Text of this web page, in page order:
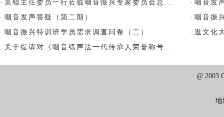
· 吴锟主任委员一行莅临咽音振兴专家委员会总... · 咽音发
· 咽音发声答疑（第二期） · 咽音振
· 咽音振兴特训班学员需求调查问卷（二） · 逛文化
· 关于提请对《咽音练声法一代传承人荣誉称号...
@ 2003
地